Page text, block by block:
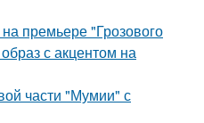
премьере "Грозового
с акцентом на
части "Мумии" с